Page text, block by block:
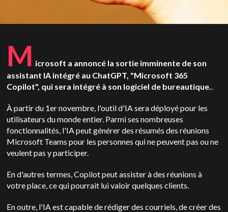
M icrosoft a annoncé la sortie imminente de son
assistant IA intégré au ChatGPT, "Microsoft 365
Copilot", qui sera intégré à son logiciel de bureautique..
À partir du 1er novembre, l'outil d'IA sera déployé pour les
utilisateurs du monde entier. Parmi ses nombreuses
fonctionnalités, l'IA peut générer des résumés des réunions
Microsoft Teams pour les personnes qui ne peuvent pas ou ne
veulent pas y participer.
En d'autres termes, Copilot peut assister à des réunions à
votre place, ce qui pourrait lui valoir quelques clients.
En outre, l'IA est capable de rédiger des courriels, de créer des